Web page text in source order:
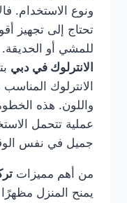
ونوع الاستخدام.
تحتاج إلى تجهيز
للمشي أو
الانترلوك في دبي
الانترلوك
واللون. هذه
عملية تتحمل
جميل في نفس
من أهم مميزات
يمنح المنزل